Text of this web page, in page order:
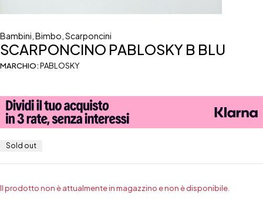
Bambini Bimbo Scarponcini
SCARPONCINO PABLOSKY B BLU
MARCHIO:PABLOSKY
Sold out
Il prodotto non è attualmente in magazzino e non è disponibile.